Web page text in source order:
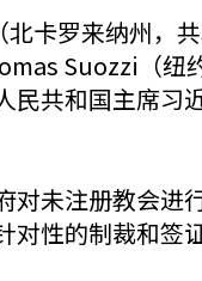
卡罗来纳州，
Suozzi（
民共和国主席
对未注册教会
性的制裁和签